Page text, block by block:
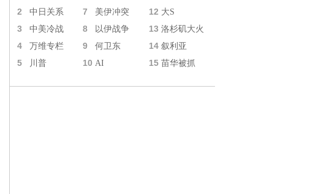
2 中日关系 7 美伊冲突 12 大S
3 中美冷战 8 以伊战争 13 洛杉矶大火
4 万维专栏 9 何卫东 14 叙利亚
5 川普 10 AI 15 苗华被抓